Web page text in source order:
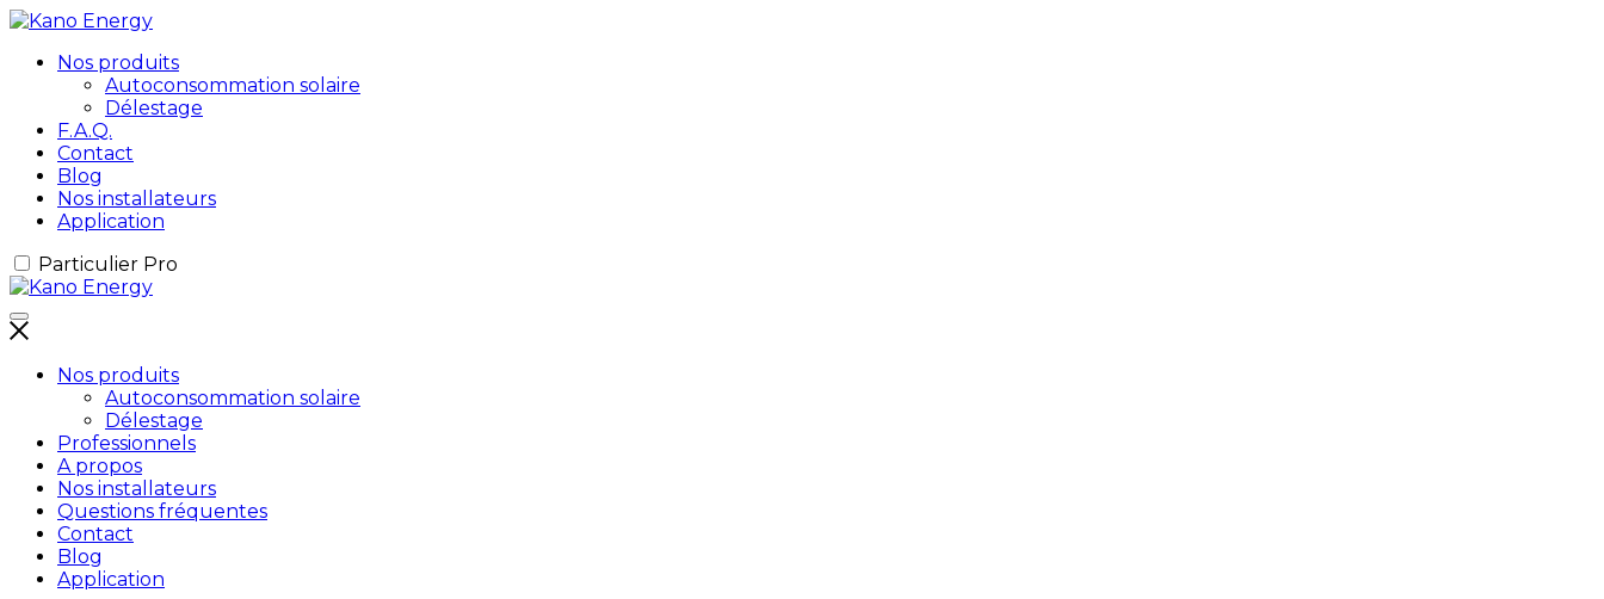
Nos produits
Autoconsommation solaire
Délestage
F.A.Q.
Contact
Blog
Nos installateurs
Application
Particulier Pro
Nos produits
Autoconsommation solaire
Délestage
Professionnels
A propos
Nos installateurs
Questions fréquentes
Contact
Blog
Application